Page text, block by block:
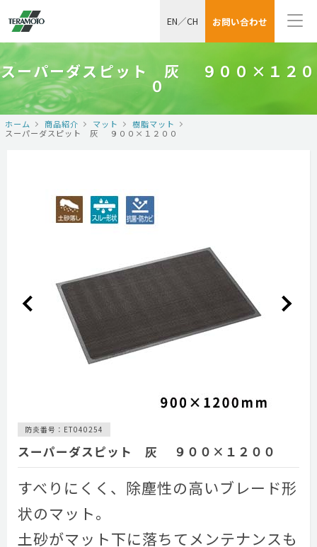
お問い合わせ
EN／CH
スーパーダスピット 灰 ９００×１２０
０
ホーム 商品紹介 マット
樹脂マット
スーパーダスピット 灰 ９００×１２００
防炎番号：ET040254
スーパーダスピット 灰 ９００×１２００
すべりにくく、除塵性の高いブレード形
状のマット。
土砂がマット下に落ちてメンテナンスも